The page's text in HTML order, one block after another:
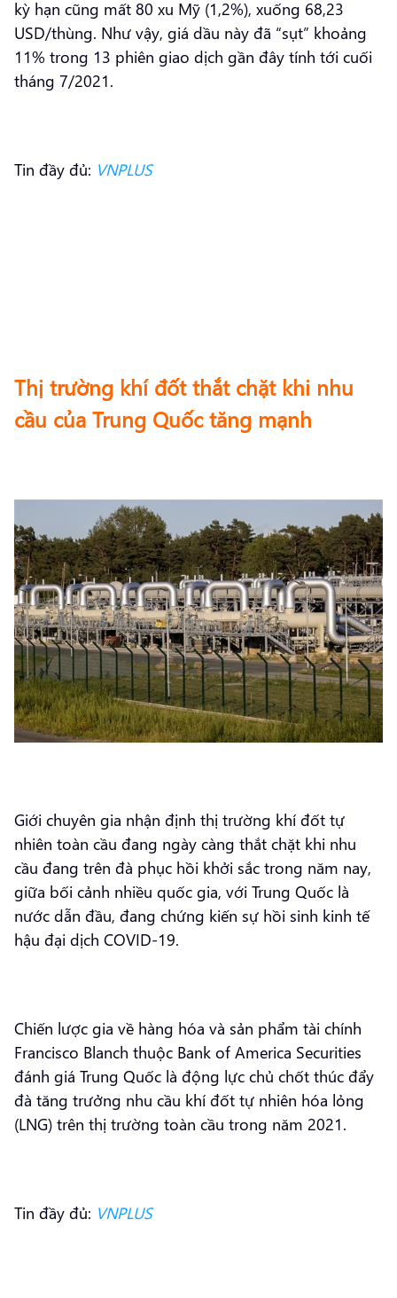
kỳ hạn cũng mất 80 xu Mỹ (1,2%), xuống 68,23
USD/thùng. Như vậy, giá dầu này đã “sụt” khoảng
11% trong 13 phiên giao dịch gần đây tính tới cuối
tháng 7/2021.
Tin đầy đủ: VNPLUS
Thị trường khí đốt thắt chặt khi nhu
cầu của Trung Quốc tăng mạnh
Giới chuyên gia nhận định thị trường khí đốt tự
nhiên toàn cầu đang ngày càng thắt chặt khi nhu
cầu đang trên đà phục hồi khởi sắc trong năm nay,
giữa bối cảnh nhiều quốc gia, với Trung Quốc là
nước dẫn đầu, đang chứng kiến sự hồi sinh kinh tế
hậu đại dịch COVID-19.
Chiến lược gia về hàng hóa và sản phẩm tài chính
Francisco Blanch thuộc Bank of America Securities
đánh giá Trung Quốc là động lực chủ chốt thúc đẩy
đà tăng trưởng nhu cầu khí đốt tự nhiên hóa lỏng
(LNG) trên thị trường toàn cầu trong năm 2021.
Tin đầy đủ: VNPLUS